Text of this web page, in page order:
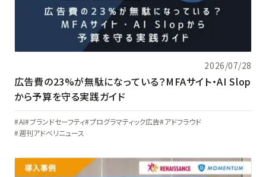
2026/07/28
広告費の23%が無駄になっている？MFAサイト・AI Slop
から予算を守る実践ガイド
AI ブランドセーフティ プログラマティック広告 アドフラウド
週刊アドベリニュース